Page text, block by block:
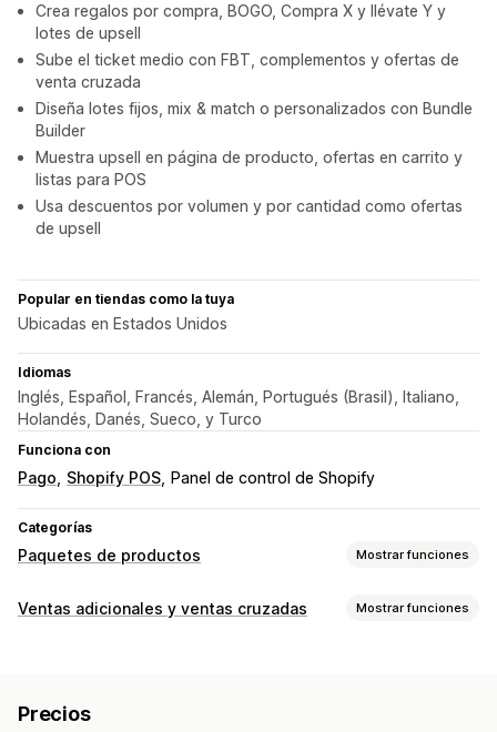
Crea regalos por compra, BOGO, Compra X y llévate Y y
lotes de upsell
Sube el ticket medio con FBT, complementos y ofertas de
venta cruzada
Diseña lotes fijos, mix & match o personalizados con Bundle
Builder
Muestra upsell en página de producto, ofertas en carrito y
listas para POS
Usa descuentos por volumen y por cantidad como ofertas
de upsell
Popular en tiendas como la tuya
Ubicadas en Estados Unidos
Idiomas
Inglés, Español, Francés, Alemán, Portugués (Brasil), Italiano,
Holandés, Danés, Sueco, y Turco
Funciona con
Pago Shopify POS Panel de control de Shopify
Categorías
Paquetes de productos Mostrar funciones
Tipos de paquetes
Paquetes de venta adicional
Ventas adicionales y ventas cruzadas Mostrar funciones
Barra de progreso
Precios